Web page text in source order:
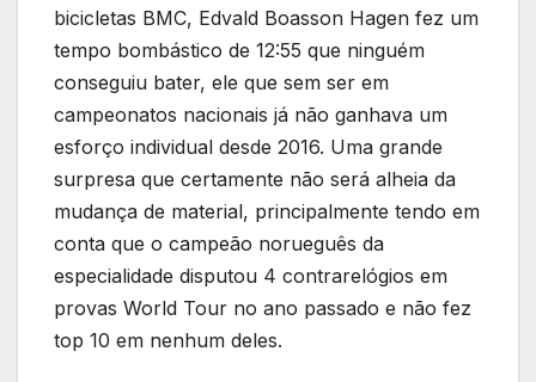
bicicletas BMC, Edvald Boasson Hagen fez um
tempo bombástico de 12:55 que ninguém
conseguiu bater, ele que sem ser em
campeonatos nacionais já não ganhava um
esforço individual desde 2016. Uma grande
surpresa que certamente não será alheia da
mudança de material, principalmente tendo em
conta que o campeão norueguês da
especialidade disputou 4 contrarelógios em
provas World Tour no ano passado e não fez
top 10 em nenhum deles.